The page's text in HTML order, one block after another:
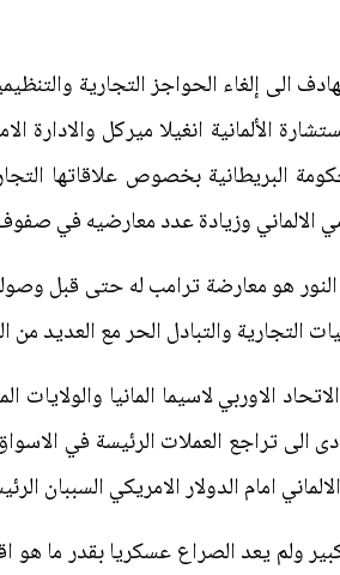
الى إلغاء الحواجز التجارية
الألمانية انغيلا ميركل والادارة
البريطانية بخصوص علاقاتها
الالماني وزيادة عدد معارضيه في
النور هو معارضة ترامب له حتى قبل
والتبادل الحر مع العديد من
الى تراجع العملات الرئيسة في
امام الدولار الامريكي السببان
ولم يعد الصراع عسكريا بقدر ما